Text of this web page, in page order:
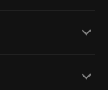
keyboard_arrow_down
keyboard_arrow_down